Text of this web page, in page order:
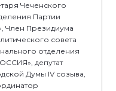
Чеченского
Партии
Член Президиума
совета
отделения
депутат
Думы IV созыва,